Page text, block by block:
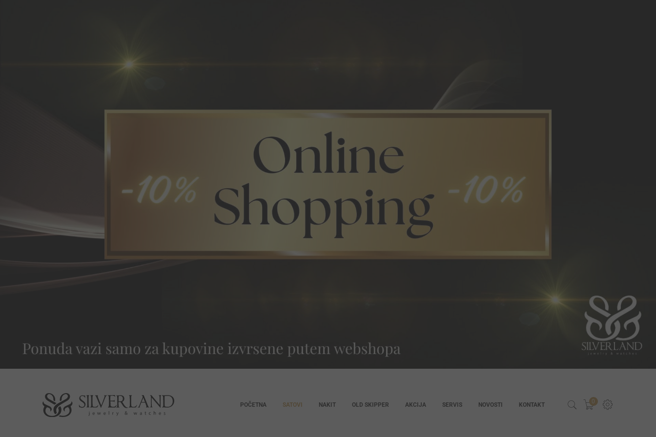
POČETNA SATOVI NAKIT OLD SKIPPER AKCIJA SERVIS NOVOSTI KONTAKT 0